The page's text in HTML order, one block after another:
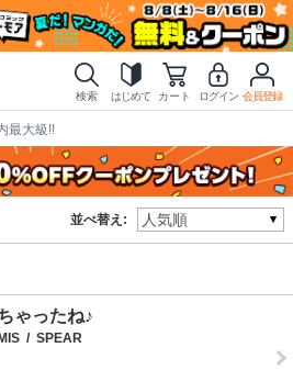
検索 はじめて カート ログイン 会員登録
最大級!!
並べ替え:
ゃったね♪
/ SPEAR